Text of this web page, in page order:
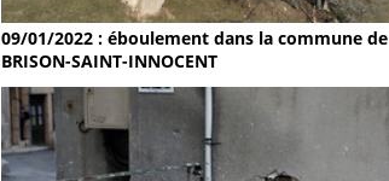
09/01/2022 : éboulement dans la commune de
BRISON-SAINT-INNOCENT